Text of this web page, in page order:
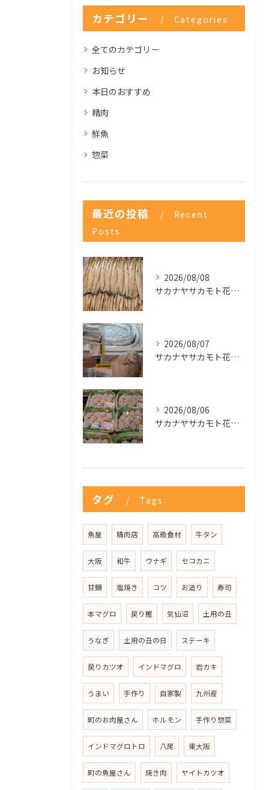
カテゴリー Categories
全てのカテゴリー
お知らせ
本日のおすすめ
精肉
鮮魚
惣菜
最近の投稿
Recent
Posts
2026/08/08
サカナヤサカモト花園店
2026/08/07
サカナヤサカモト花園店
2026/08/06
サカナヤサカモト花園店
タグ Tags
魚屋 精肉店 高級食材 牛タン
大阪 和牛 ウナギ セコカニ
甘鯛 塩焼き コツ お造り 寿司
本マグロ 戻り鰹 気仙沼 土用の丑
うなぎ 土用の丑の日 ステーキ
戻りカツオ インドマグロ 岩カキ
うまい 手作り 自家製 九州産
町のお肉屋さん ホルモン 手作り惣菜
インドマグロトロ 八尾 東大阪
町の魚屋さん 焼き肉 ヤイトカツオ